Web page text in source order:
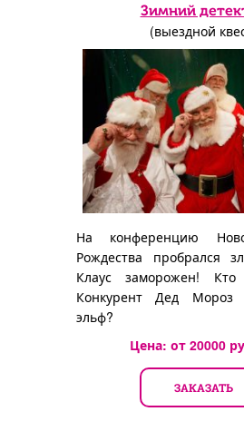
Зимний
(выездной
На конференцию
Рождества пробрался
Клаус заморожен! Кто
Конкурент Дед Мороз
эльф?
Цена: от 20000
ЗАКАЗАТЬ